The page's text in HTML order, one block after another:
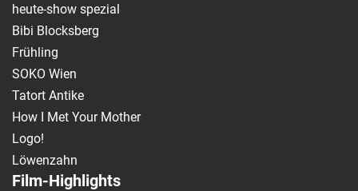
heute-show spezial
Bibi Blocksberg
Frühling
SOKO Wien
Tatort Antike
How I Met Your Mother
Logo!
Löwenzahn
Film-Highlights